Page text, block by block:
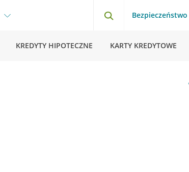
Bezpieczeństwo
KREDYTY HIPOTECZNE KARTY KREDYTOWE